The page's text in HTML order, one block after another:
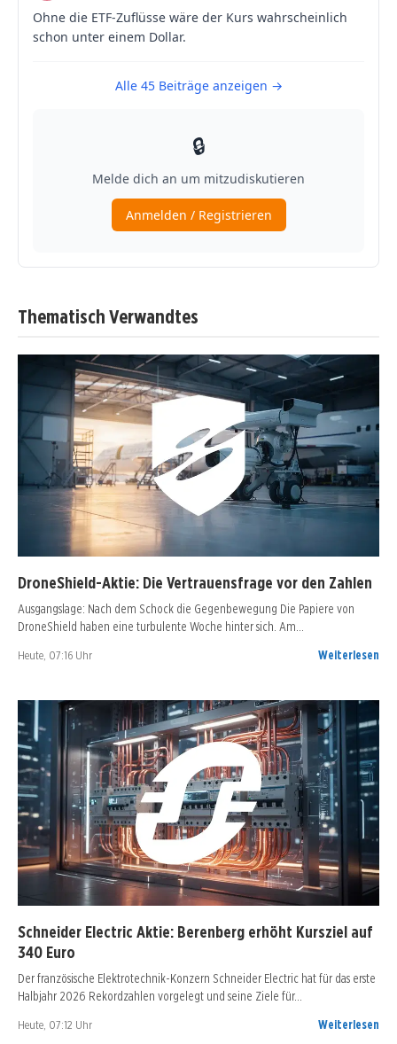
Thematisch Verwandtes
DroneShield-Aktie: Die Vertrauensfrage vor den Zahlen
Ausgangslage: Nach dem Schock die Gegenbewegung Die Papiere von
DroneShield haben eine turbulente Woche hinter sich. Am…
Heute, 07:16 Uhr Weiterlesen
Schneider Electric Aktie: Berenberg erhöht Kursziel auf
340 Euro
Der französische Elektrotechnik-Konzern Schneider Electric hat für das erste
Halbjahr 2026 Rekordzahlen vorgelegt und seine Ziele für…
Heute, 07:12 Uhr Weiterlesen